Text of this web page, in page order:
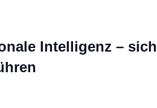
Intelligenz – sich